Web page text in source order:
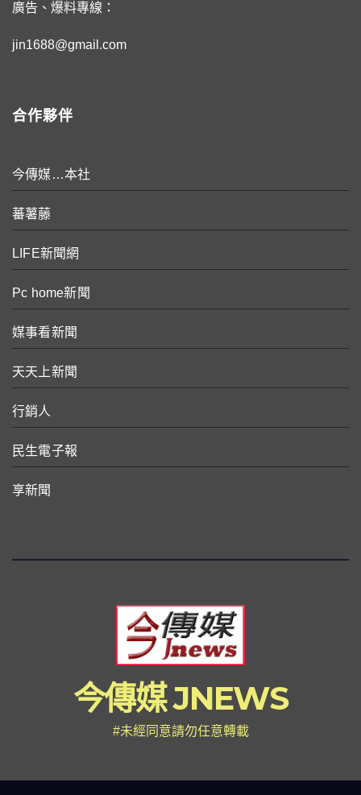
廣告、爆料專線：
jin1688@gmail.com
合作夥伴
今傳媒…本社
蕃薯藤
LIFE新聞網
Pc home新聞
媒事看新聞
天天上新聞
行銷人
民生電子報
享新聞
今傳媒 JNEWS
#未經同意請勿任意轉載